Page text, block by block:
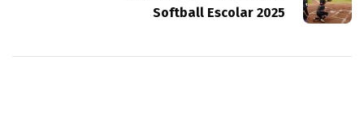
Softball Escolar 2025